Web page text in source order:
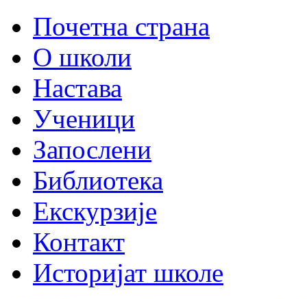
Почетна страна
О школи
Настава
Ученици
Запослени
Библиотека
Екскурзије
Контакт
Историјат школе